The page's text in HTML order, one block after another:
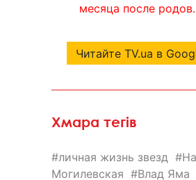
месяца после родов.
Читайте TV.ua в
Хмара тегів
личная жизнь звезд
Могилевская
Влад Яма